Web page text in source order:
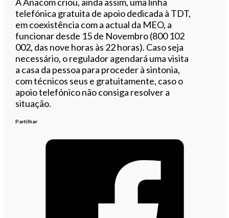
telefónica gratuita de apoio dedicada à TDT,
em coexistência com a actual da MEO, a
funcionar desde 15 de Novembro (800 102
002, das nove horas às 22 horas). Caso seja
necessário, o regulador agendará uma visita
a casa da pessoa para proceder à sintonia,
com técnicos seus e gratuitamente, caso o
apoio telefónico não consiga resolver a
situação.
Partilhar